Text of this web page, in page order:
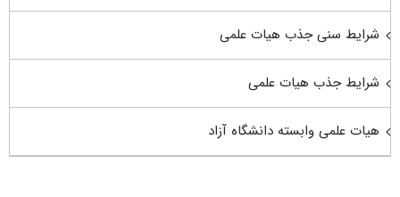
شرایط سنی جذب هیات علمی
شرایط جذب هیات علمی
هیات علمی وابسته دانشگاه آزاد